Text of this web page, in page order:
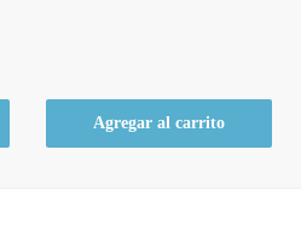
Agregar al carrito